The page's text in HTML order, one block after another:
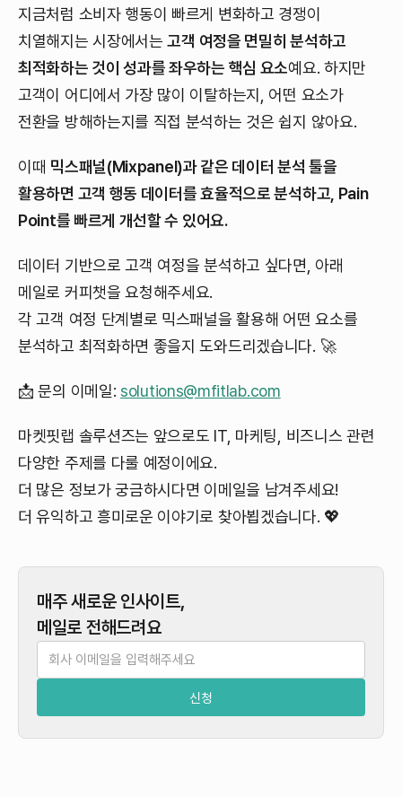
지금처럼 소비자 행동이 빠르게 변화하고 경쟁이
치열해지는 시장에서는고객 여정을 면밀히 분석하고
최적화하는 것이 성과를 좌우하는 핵심 요소예요. 하지만
고객이 어디에서 가장 많이 이탈하는지, 어떤 요소가
전환을 방해하는지를 직접 분석하는 것은 쉽지 않아요.
이때 믹스패널(Mixpanel)과 같은 데이터 분석 툴을
활용하면 고객 행동 데이터를 효율적으로 분석하고, Pain
Point를 빠르게 개선할 수 있어요.
데이터 기반으로 고객 여정을 분석하고 싶다면, 아래
메일로 커피챗을 요청해주세요.
각 고객 여정 단계별로 믹스패널을 활용해 어떤 요소를
분석하고 최적화하면 좋을지 도와드리겠습니다. 🚀
📩 문의 이메일: solutions@mfitlab.com
마켓핏랩 솔루션즈는 앞으로도 IT, 마케팅, 비즈니스 관련
다양한 주제를 다룰 예정이에요.
더 많은 정보가 궁금하시다면 이메일을 남겨주세요!
더 유익하고 흥미로운 이야기로 찾아뵙겠습니다. 💖
매주 새로운 인사이트,
메일로 전해드려요